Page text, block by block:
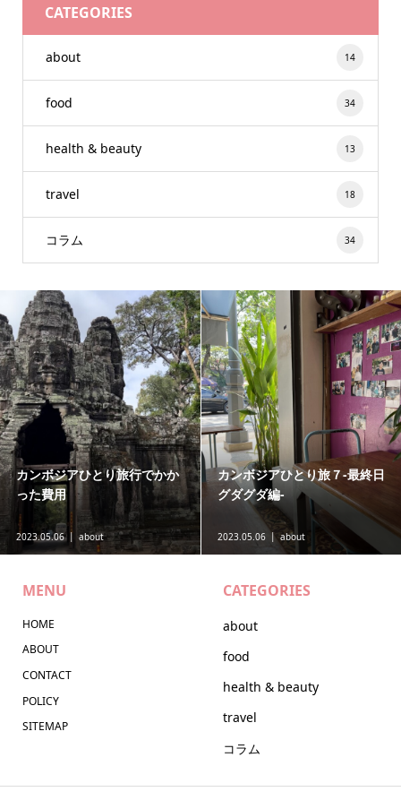
CATEGORIES
about 14
food 34
health & beauty 13
travel 18
コラム 34
カンボジアひとり旅６-アンコ
ールワット編-
2023.04.03 about
カンボジアひとり旅５-夜の街
編-
2023.03.16 about
MENU
HOME
ABOUT
CONTACT
POLICY
SITEMAP
CATEGORIES
about
food
health & beauty
travel
コラム